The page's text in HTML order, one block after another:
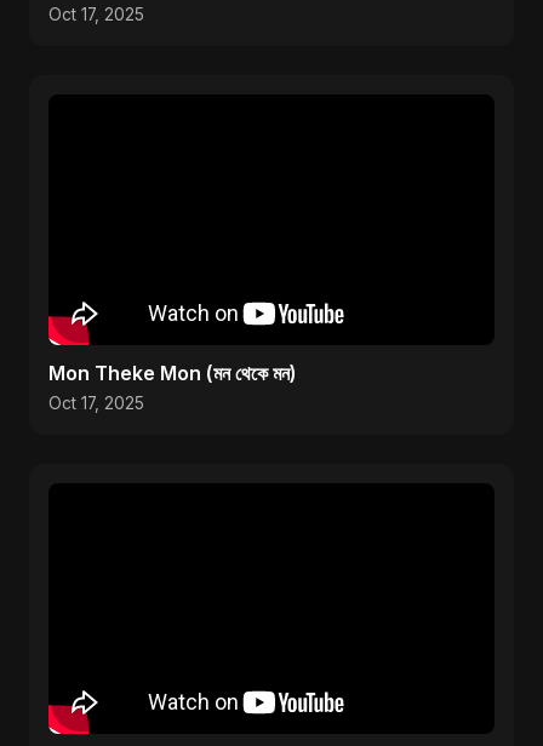
Oct 17, 2025
Mon Theke Mon (মন থেকে মন)
Oct 17, 2025